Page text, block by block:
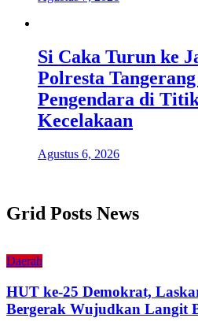
Si Caka Turun ke
Polresta
Pengendara di
Kecelakaan
Agustus 6, 2026
Grid Posts News
Daerah
HUT ke-25 Demokrat,
Bergerak Wujudkan Langit